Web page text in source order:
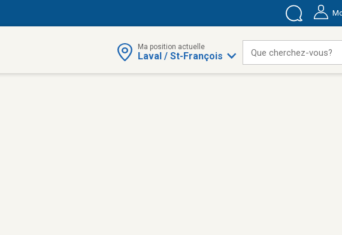
Ma position actuelle
Laval / St-François Que cherchez-vous?